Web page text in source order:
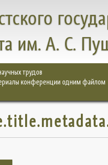
им. А. С.
трудов
конференции одним файлом